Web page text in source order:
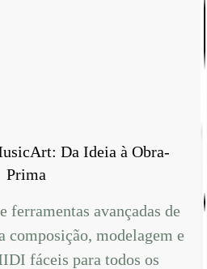
Da Ideia à Obra-
Prima
avançadas de
composição, modelagem e
fáceis para todos os